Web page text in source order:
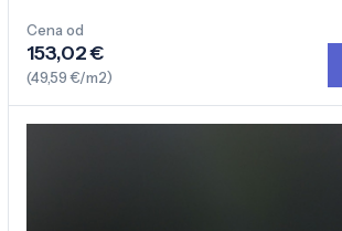
Cena od
153,02 €
(49,59 €/m2)